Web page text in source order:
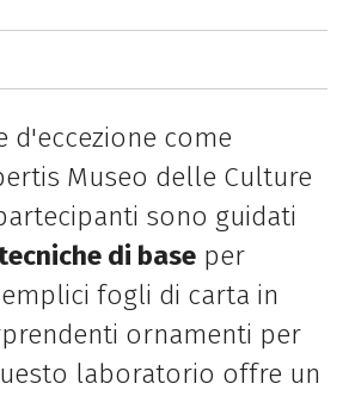
d'eccezione come
Museo delle Culture
sono guidati
di baseper
fogli di carta in
ornamenti per
laboratorio offre un